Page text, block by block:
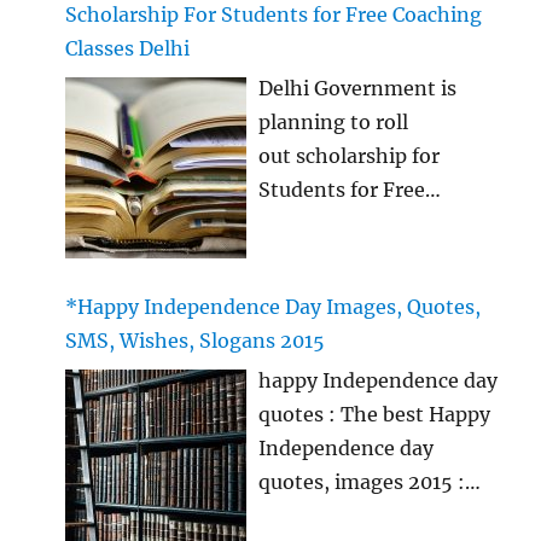
Colleges in Delhi. Tenth
announced soon…
bring you the Latest DU
Eleventh Cut Off List
2015 which will give you
details about
Colleges in Delhi.
Eleventh Cut Off will be
announced soon…
Scholarship For Students for Free Coaching
Classes Delhi
Delhi Government is
planning to roll
out scholarship for
Students for Free
Government launched a
scholarship for students
of Class 11 and Class
12 for providing free
coaching classes to rack
various Engineering and
*Happy Independence Day Images, Quotes,
SMS, Wishes, Slogans 2015
happy Independence day
quotes : The best Happy
Independence day
quotes, images 2015 :